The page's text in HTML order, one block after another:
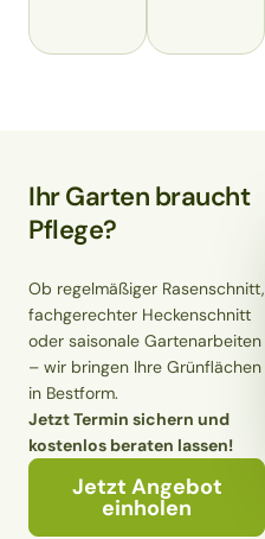
Ihr Garten braucht
Pflege?
Ob regelmäßiger Rasenschnitt,
fachgerechter Heckenschnitt
oder saisonale Gartenarbeiten
– wir bringen Ihre Grünflächen
in Bestform.
Jetzt Termin sichern und
kostenlos beraten lassen!
Jetzt Angebot
einholen